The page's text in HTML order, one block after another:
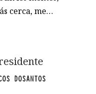
cerca, me…
DOSANTOS